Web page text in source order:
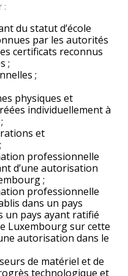
:
du statut d’école
par les autorités
certificats reconnus
;
;
physiques et
individuellement à
et
professionnelle
d’une autorisation
;
professionnelle
dans un pays
un pays ayant ratifié
Luxembourg sur cette
autorisation dans le
de matériel et de
technologique et